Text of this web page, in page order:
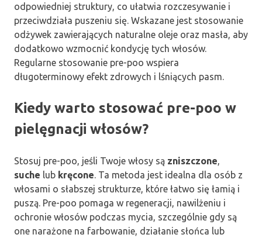
odpowiedniej struktury, co ułatwia rozczesywanie i
przeciwdziała puszeniu się. Wskazane jest stosowanie
odżywek zawierających naturalne oleje oraz masła, aby
dodatkowo wzmocnić kondycję tych włosów.
Regularne stosowanie pre-poo wspiera
długoterminowy efekt zdrowych i lśniących pasm.
Kiedy warto stosować pre-poo w
pielęgnacji włosów?
Stosuj pre-poo, jeśli Twoje włosy są zniszczone,
suche lub kręcone. Ta metoda jest idealna dla osób z
włosami o słabszej strukturze, które łatwo się łamią i
puszą. Pre-poo pomaga w regeneracji, nawilżeniu i
ochronie włosów podczas mycia, szczególnie gdy są
one narażone na farbowanie, działanie słońca lub